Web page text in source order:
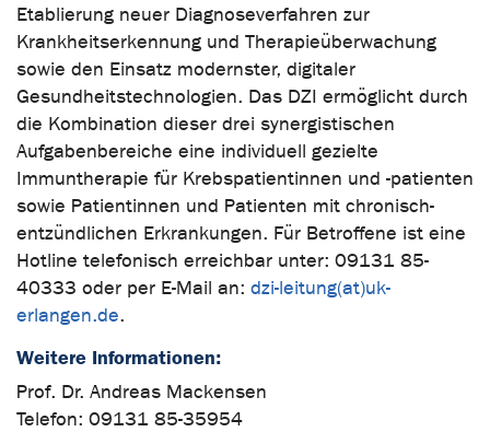
Etablierung neuer Diagnoseverfahren zur
Krankheitserkennung und Therapieüberwachung
sowie den Einsatz modernster, digitaler
Gesundheitstechnologien. Das DZI ermöglicht durch
die Kombination dieser drei synergistischen
Aufgabenbereiche eine individuell gezielte
Immuntherapie für Krebspatientinnen und -patienten
sowie Patientinnen und Patienten mit chronisch-
entzündlichen Erkrankungen. Für Betroffene ist eine
Hotline telefonisch erreichbar unter: 09131 85-
40333 oder per E-Mail an: dzi-leitung(at)uk-
erlangen.de.
Weitere Informationen:
Prof. Dr. Andreas Mackensen
Telefon: 09131 85-35954